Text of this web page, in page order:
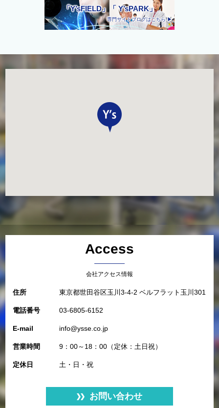
「Y’sFIELD」「 Y’sPARK」
専門サイトブログはこちら ▶
Access
会社アクセス情報
住所 東京都世田谷区玉川3-4-2 ベルフラット玉川301
電話番号 03-6805-6152
E-mail info@ysse.co.jp
営業時間 9：00～18：00（定休：土日祝）
定休日 土・日・祝
お問い合わせ